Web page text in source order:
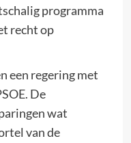
programma
recht op
een regering met
De
wat
van de